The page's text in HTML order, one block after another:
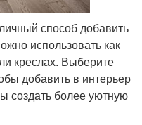
способ добавить
использовать как
креслах. Выберите
добавить в интерьер
создать более уютную